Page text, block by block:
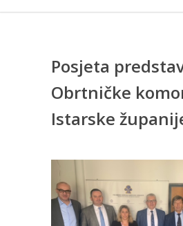
Posjeta
Obrtničke
Istarske